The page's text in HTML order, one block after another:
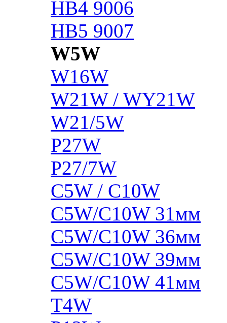
HB4 9006
HB5 9007
W5W
W16W
W21W / WY21W
W21/5W
P27W
P27/7W
C5W / C10W
C5W/C10W 31мм
C5W/C10W 36мм
C5W/C10W 39мм
C5W/C10W 41мм
T4W